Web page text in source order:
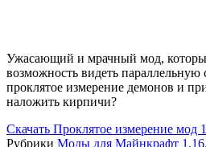
Ужасающий и мрачный мод,
возможность видеть
проклятое измерение демонов и
наложить кирпичи?
Скачать Проклятое измерение мод
Рубрики Моды для Майнкрафт